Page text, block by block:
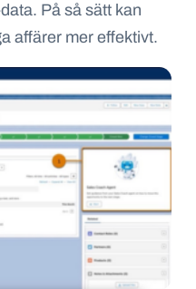
På så sätt kan
affärer mer effektivt.